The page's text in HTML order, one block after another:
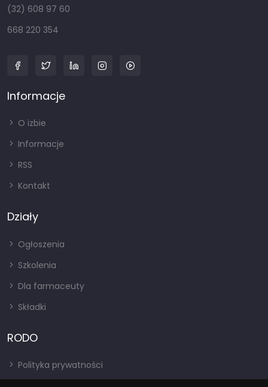
(32) 608 97 60
668 220 354
Informacje
O izbie
Informacje
RSS
Kontakt
Działy
Ogłoszenia
Szkolenia
Dla farmaceuty
Składki
RODO
Polityka prywatności